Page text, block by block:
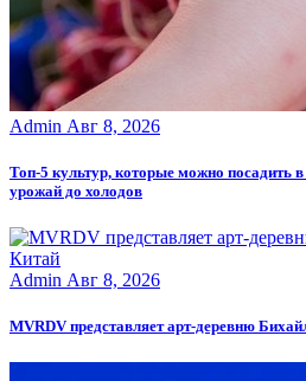
Admin Авг 8, 2026
Топ-5 культур, которые можно посадить в
урожай до холодов
Admin Авг 8, 2026
MVRDV представляет арт-деревню